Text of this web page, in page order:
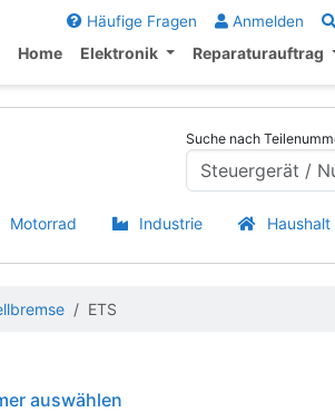
Häufige Fragen Anmelden
Home Elektronik Reparaturauftrag
Suche nach
Motorrad Industrie Haushalt
ETS
auswählen